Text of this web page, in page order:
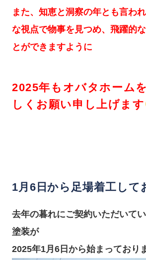
また、知恵と洞察の年とも言わ
な視点で物事を見つめ、飛躍的
とができますように
2025年もオバタホーム
しくお願い申し上げます
1月6日から足場着工して
去年の暮れにご契約いただいて
塗装が
2025年1月6日から始まっており